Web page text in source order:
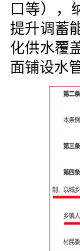
口等），
提升调蓄
化供水覆
面铺设水